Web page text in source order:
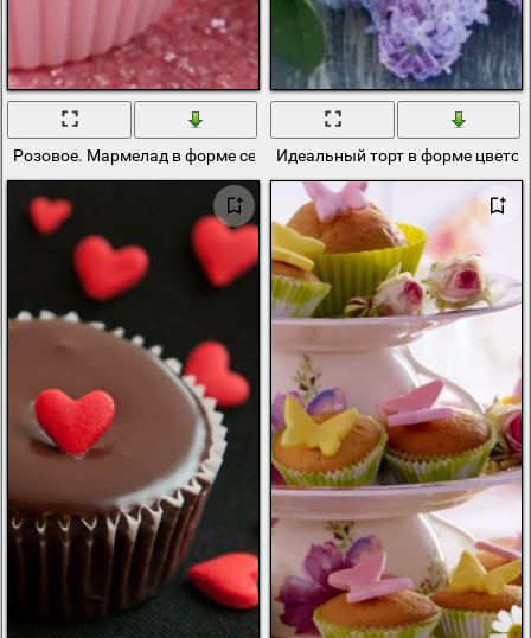
Розовое. Мармелад в форме сердечекИдеальный торт в форме